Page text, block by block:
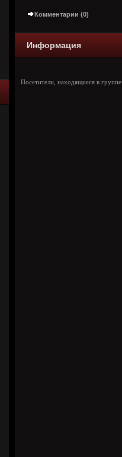
Комментарии (0)
Информация
Посетители, находящиеся в группе